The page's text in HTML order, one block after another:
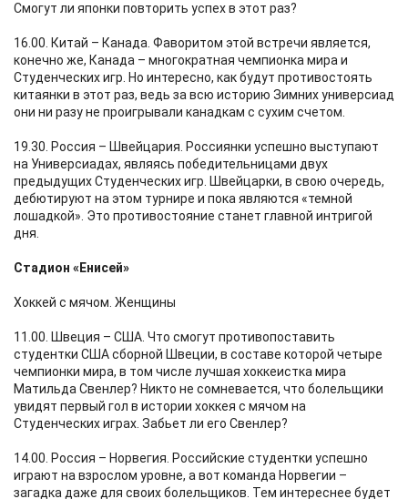
Смогут ли японки повторить успех в этот раз?
16.00. Китай – Канада. Фаворитом этой встречи является,
конечно же, Канада – многократная чемпионка мира и
Студенческих игр. Но интересно, как будут противостоять
китаянки в этот раз, ведь за всю историю Зимних универсиад
они ни разу не проигрывали канадкам с сухим счетом.
19.30. Россия – Швейцария. Россиянки успешно выступают
на Универсиадах, являясь победительницами двух
предыдущих Студенческих игр. Швейцарки, в свою очередь,
дебютируют на этом турнире и пока являются «темной
лошадкой». Это противостояние станет главной интригой
дня.
Стадион «Енисей»
Хоккей с мячом. Женщины
11.00. Швеция – США. Что смогут противопоставить
студентки США сборной Швеции, в составе которой четыре
чемпионки мира, в том числе лучшая хоккеистка мира
Матильда Свенлер? Никто не сомневается, что болельщики
увидят первый гол в истории хоккея с мячом на
Студенческих играх. Забьет ли его Свенлер?
14.00. Россия – Норвегия. Российские студентки успешно
играют на взрослом уровне, а вот команда Норвегии –
загадка даже для своих болельщиков. Тем интереснее будет